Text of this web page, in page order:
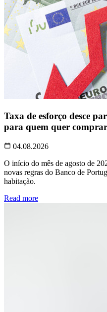
Taxa de esforço desce
para quem quer
04.08.2026
O início do mês de agosto de
novas regras do Banco de
habitação.
Read more